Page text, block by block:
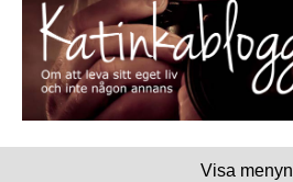
Visa menyn